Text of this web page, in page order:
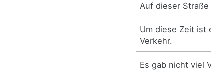
Auf dieser
Um diese Zeit ist
Verkehr.
Es gab nicht viel